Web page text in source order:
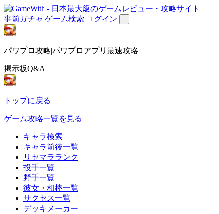
事前ガチャ ゲーム検索 ログイン
パワプロ攻略|パワプロアプリ最速攻略
掲示板Q&A
トップに戻る
ゲーム攻略一覧を見る
キャラ検索
キャラ前後一覧
リセマラランク
投手一覧
野手一覧
彼女・相棒一覧
サクセス一覧
デッキメーカー